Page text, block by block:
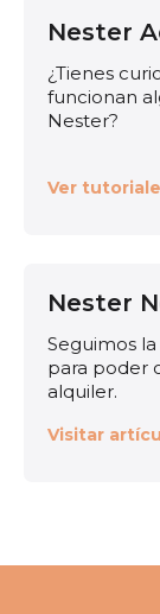
Nester
¿Tienes
funcionan
Nester?
Ver
Nester
Seguimos
para poder
alquiler.
Visitar